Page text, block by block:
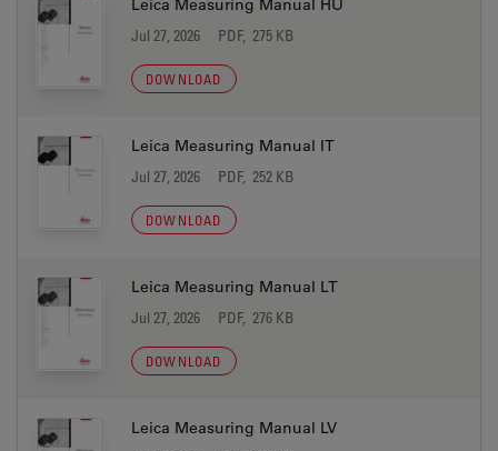
Leica Measuring Manual HU
Jul 27, 2026 PDF, 275 KB
DOWNLOAD
Leica Measuring Manual IT
Jul 27, 2026 PDF, 252 KB
DOWNLOAD
Leica Measuring Manual LT
Jul 27, 2026 PDF, 276 KB
DOWNLOAD
Leica Measuring Manual LV